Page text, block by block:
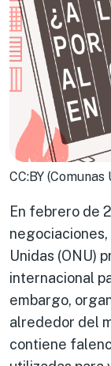
CC:BY (Comunas
En febrero de
Unidas (ONU)
internacional
embargo,
alrededor del
contiene